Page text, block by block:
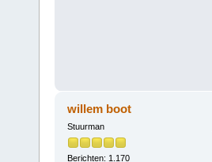
willem boot
Stuurman
Berichten: 1.170